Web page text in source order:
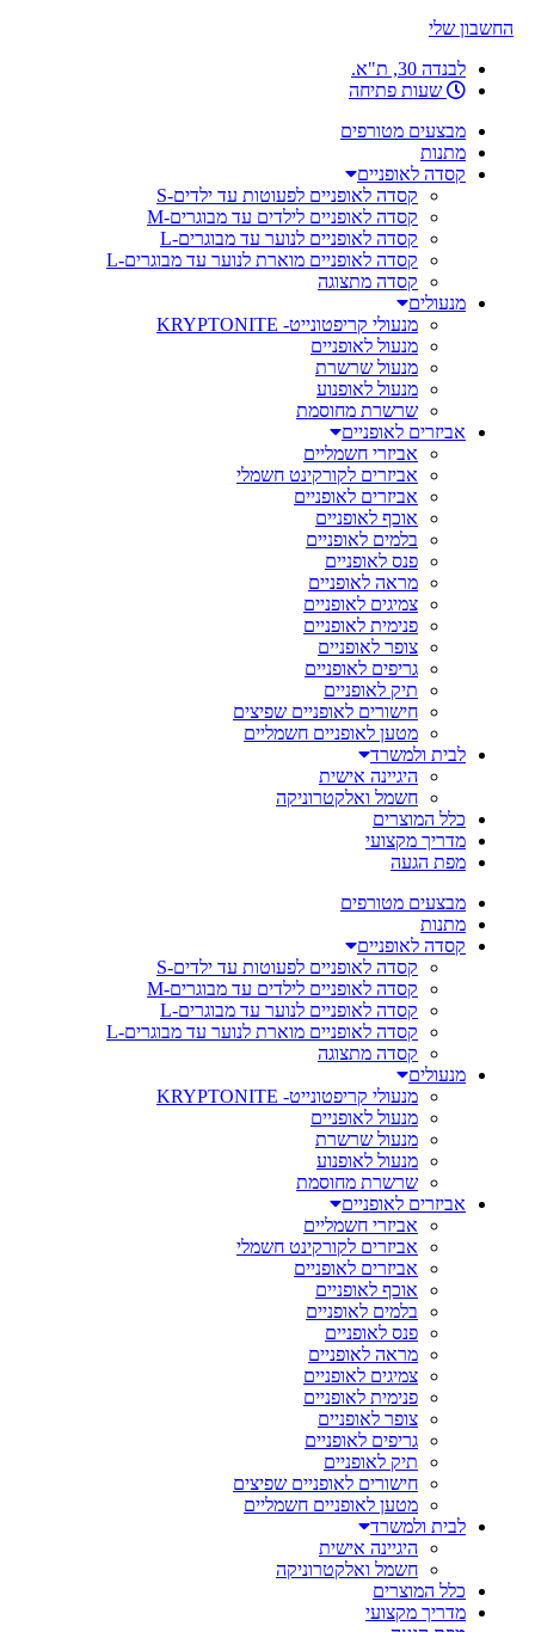
החשבון שלי
לבנדה 30, ת"א.
שעות פתיחה
מבצעים מטורפים
מתנות
קסדה לאופניים
קסדה לאופניים לפעוטות עד ילדים-S
קסדה לאופניים לילדים עד מבוגרים-M
קסדה לאופניים לנוער עד מבוגרים-L
קסדה לאופניים מוארת לנוער עד מבוגרים-L
קסדה מתצוגה
מנעולים
מנעולי קריפטונייט- KRYPTONITE
מנעול לאופניים
מנעול שרשרת
מנעול לאופנוע
שרשרת מחוסמת
אביזרים לאופניים
אביזרי חשמליים
אביזרים לקורקינט חשמלי
אביזרים לאופניים
אוכף לאופניים
בלמים לאופניים
פנס לאופניים
מראה לאופניים
צמיגים לאופניים
פנימית לאופניים
צופר לאופניים
גריפים לאופניים
תיק לאופניים
חישורים לאופניים שפיצים
מטען לאופניים חשמליים
לבית ולמשרד
היגיינה אישית
חשמל ואלקטרוניקה
כלל המוצרים
מדריך מקצועי
מפת הגעה
מבצעים מטורפים
מתנות
קסדה לאופניים
קסדה לאופניים לפעוטות עד ילדים-S
קסדה לאופניים לילדים עד מבוגרים-M
קסדה לאופניים לנוער עד מבוגרים-L
קסדה לאופניים מוארת לנוער עד מבוגרים-L
קסדה מתצוגה
מנעולים
מנעולי קריפטונייט- KRYPTONITE
מנעול לאופניים
מנעול שרשרת
מנעול לאופנוע
שרשרת מחוסמת
אביזרים לאופניים
אביזרי חשמליים
אביזרים לקורקינט חשמלי
אביזרים לאופניים
אוכף לאופניים
בלמים לאופניים
פנס לאופניים
מראה לאופניים
צמיגים לאופניים
פנימית לאופניים
צופר לאופניים
גריפים לאופניים
תיק לאופניים
חישורים לאופניים שפיצים
מטען לאופניים חשמליים
לבית ולמשרד
היגיינה אישית
חשמל ואלקטרוניקה
כלל המוצרים
מדריך מקצועי